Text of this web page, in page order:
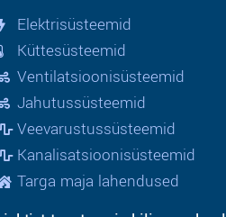
Elektrisüsteemid
Küttesüsteemid
Ventilatsioonisüsteemid
Jahutussüsteemid
Veevarustussüsteemid
Kanalisatsioonisüsteemid
Targa maja lahendused